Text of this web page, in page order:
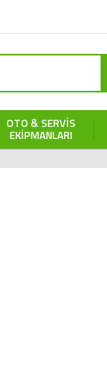
OTO & SERVIS
EKIPMANLARI